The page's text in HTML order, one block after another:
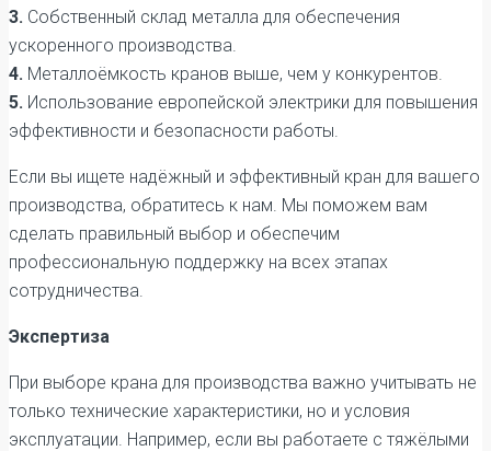
3. Собственный склад металла для обеспечения
ускоренного производства.
4. Металлоёмкость кранов выше, чем у конкурентов.
5. Использование европейской электрики для повышения
эффективности и безопасности работы.
Если вы ищете надёжный и эффективный кран для вашего
производства, обратитесь к нам. Мы поможем вам
сделать правильный выбор и обеспечим
профессиональную поддержку на всех этапах
сотрудничества.
Экспертиза
При выборе крана для производства важно учитывать не
только технические характеристики, но и условия
эксплуатации. Например, если вы работаете с тяжёлыми